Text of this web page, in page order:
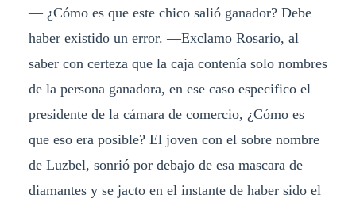
— ¿Cómo es que este chico salió ganador? Debe
haber existido un error. —Exclamo Rosario, al
saber con certeza que la caja contenía solo nombres
de la persona ganadora, en ese caso especifico el
presidente de la cámara de comercio, ¿Cómo es
que eso era posible? El joven con el sobre nombre
de Luzbel, sonrió por debajo de esa mascara de
diamantes y se jacto en el instante de haber sido el